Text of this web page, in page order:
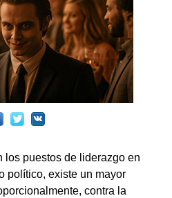
los puestos de liderazgo en
político, existe un mayor
contra la